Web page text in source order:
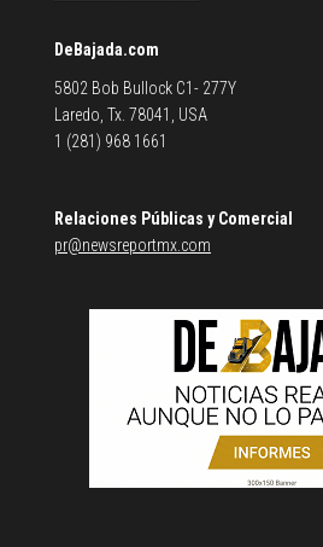
DeBajada.com
5802 Bob Bullock C1- 277Y
Laredo, Tx. 78041, USA
1 (281) 968 1661
Relaciones Públicas y Comercial
pr@newsreportmx.com